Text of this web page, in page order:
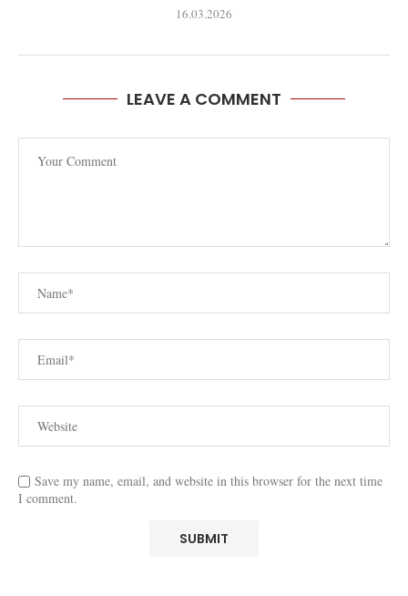
16.03.2026
LEAVE A COMMENT
Save my name, email, and website in this browser for the next time
I comment.